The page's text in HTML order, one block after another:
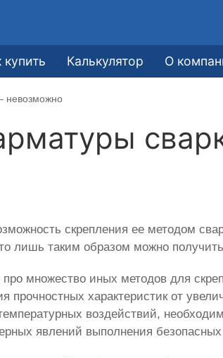
купить Калькулятор О
невозможно
скрепления ее методом
лишь таким образом можно
множество иных методов для
характеристик от
воздействий,
явлений выполнения безопасных